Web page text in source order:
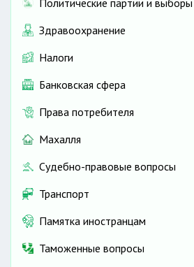
Здравоохранение
Налоги
Банковская сфера
Права потребителя
Махалля
Судебно-правовые вопросы
Транспорт
Памятка иностранцам
Таможенные вопросы